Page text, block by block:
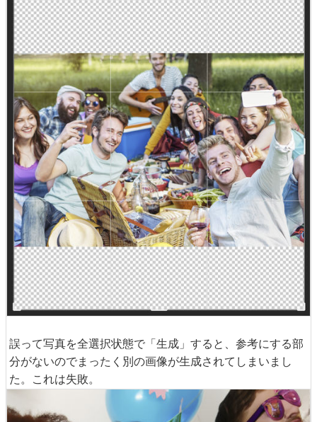
誤って写真を全選択状態で「生成」すると、参考にする部
分がないのでまったく別の画像が生成されてしまいまし
た。これは失敗。